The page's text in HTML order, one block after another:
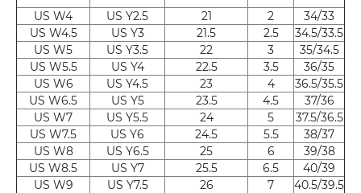
US W4 US Y2.5 21 2
34/33
US W4.5
US Y3 21.5 2.5
34.5/33.5
US W5
US Y3.5 22 3
35/34.5
US W5.5
US Y4 22.5 3.5
36/35
US W6
US Y4.5 23 4
36.5/35.5
US W6.5
US Y5 23.5 4.5
37/36
US W7
US Y5.5 24 5
37.5/36.5
US W7.5
US Y6 24.5 5.5
38/37
US W8
US Y6.5 25 6
39/38
US W8.5
US Y7 25.5 6.5
40/39
US W9
US Y7.5 26 7
40.5/39.5